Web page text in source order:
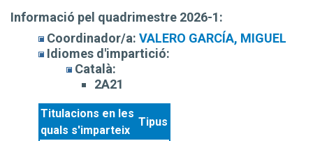
Informació pel quadrimestre 2026-1:
Coordinador/a: VALERO GARCÍA, MIGUEL
Idiomes d'impartició:
Català:
2A21
Titulacions en les
quals s'imparteix
Tipus